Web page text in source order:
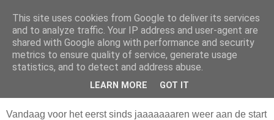
Da_Blog
You don't put a bumpersticker on a Bentley
zondag, januari 02, 2011
Vandaag voor het eerst sinds jaaaaaaaren weer aan de start
This site uses cookies from Google to deliver its services
and to analyze traffic. Your IP address and user-agent are
shared with Google along with performance and security
metrics to ensure quality of service, generate usage
statistics, and to detect and address abuse.
LEARN MORE GOT IT